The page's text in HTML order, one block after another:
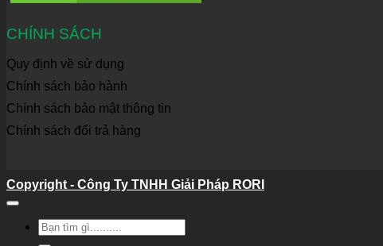
CHÍNH SÁCH
Quy định về sử dụng
Chính sách bảo hành
Chính sách bảo mật thông tin
Chính sách đổi trả hàng
Copyright - Công Ty TNHH Giải Pháp RORI
Tìm
kiếm: